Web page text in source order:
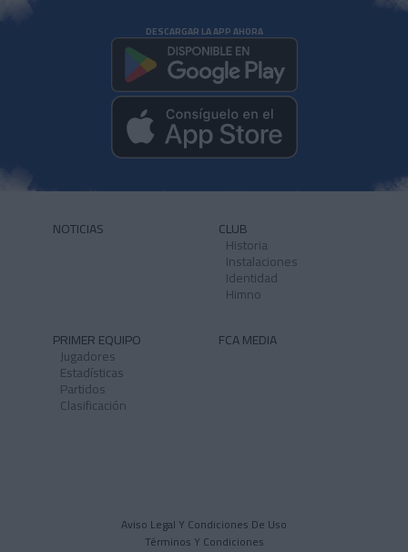
DESCARGAR LA APP AHORA
NOTICIAS CLUB
Historia
Instalaciones
Identidad
Himno
PRIMER EQUIPO
Jugadores
Estadísticas
Partidos
Clasificación
FCA MEDIA
Aviso Legal Y Condiciones De Uso
Términos Y Condiciones